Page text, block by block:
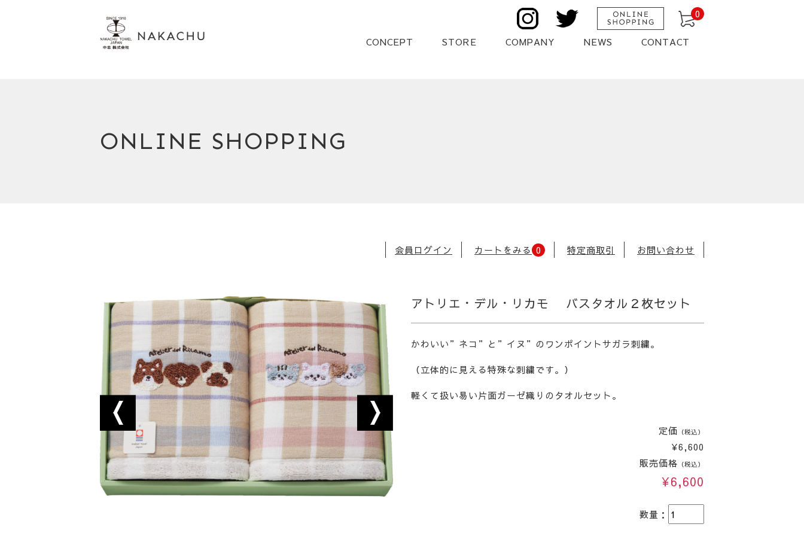
CONCEPT STORE COMPANY NEWS CONTACT
0
ONLINE SHOPPING
会員ログイン カートをみる 0 特定商取引 お問い合わせ
アトリエ・デル・リカモ バスタオル２枚セット
かわいい”ネコ”と”イヌ”のワンポイントサガラ刺繍。
（立体的に見える特殊な刺繍です。）
軽くて扱い易い片面ガーゼ織りのタオルセット。
定価 （税込）
¥6,600
販売価格 （税込）
¥6,600
数量：